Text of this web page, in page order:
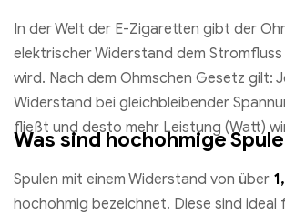
In der Welt der E-Zigaretten gibt der
elektrischer Widerstand dem
wird. Nach dem Ohmschen Gesetz gilt:
Widerstand bei gleichbleibender
fließt und desto mehr Leistung (Watt)
Was sind hochohmige
Spulen mit einem Widerstand von über
hochohmig bezeichnet. Diese sind ideal